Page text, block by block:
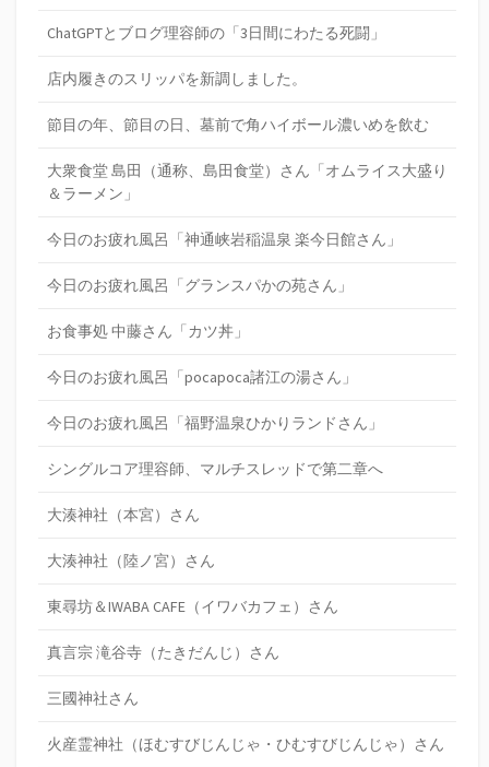
ChatGPTとブログ理容師の「3日間にわたる死闘」
店内履きのスリッパを新調しました。
節目の年、節目の日、墓前で角ハイボール濃いめを飲む
大衆食堂 島田（通称、島田食堂）さん「オムライス大盛り
＆ラーメン」
今日のお疲れ風呂「神通峡岩稲温泉 楽今日館さん」
今日のお疲れ風呂「グランスパかの苑さん」
お食事処 中藤さん「カツ丼」
今日のお疲れ風呂「pocapoca諸江の湯さん」
今日のお疲れ風呂「福野温泉ひかりランドさん」
シングルコア理容師、マルチスレッドで第二章へ
大湊神社（本宮）さん
大湊神社（陸ノ宮）さん
東尋坊＆IWABA CAFE（イワバカフェ）さん
真言宗 滝谷寺（たきだんじ）さん
三國神社さん
火産霊神社（ほむすびじんじゃ・ひむすびじんじゃ）さん